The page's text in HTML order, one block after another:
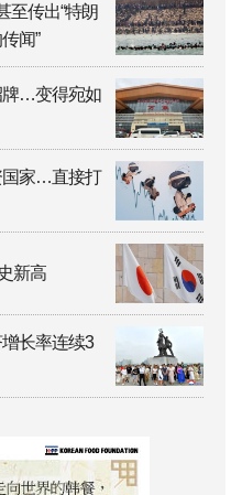
至传出“特朗
闻”
牌…变得宛如
国家…直接打
新高
长率连续3